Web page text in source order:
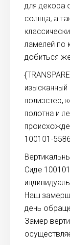
для декора
солнца, а
ламелей по
добиться
изысканный
полиэстер,
полотна и
100101-
Сиде
Наш
день
Замер